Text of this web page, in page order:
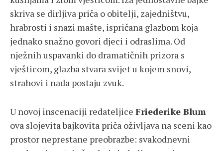
skriva se dirljiva priča o obitelji, zajedništvu,
hrabrosti i snazi mašte, ispričana glazbom koja
jednako snažno govori djeci i odraslima. Od
nježnih uspavanki do dramatičnih prizora s
vješticom, glazba stvara svijet u kojem snovi,
strahovi i nada postaju zvuk.
U novoj inscenaciji redateljice Friederike Blum
ova slojevita bajkovita priča oživljava na sceni kao
prostor neprestane preobrazbe: svakodnevni